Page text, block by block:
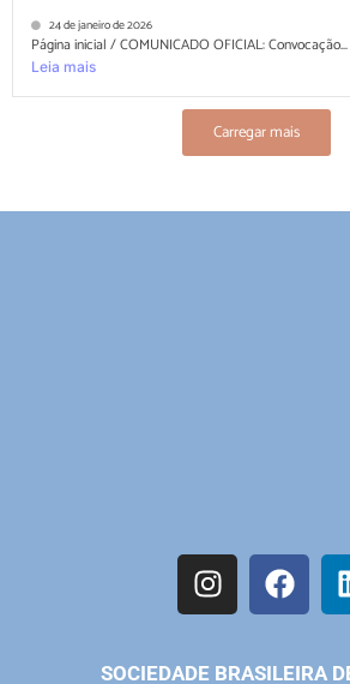
24 de janeiro de 2026
Página inicial / COMUNICADO OFICIAL: Convocação...
Leia mais
Carregar mais
SOCIEDADE BRASILEIRA